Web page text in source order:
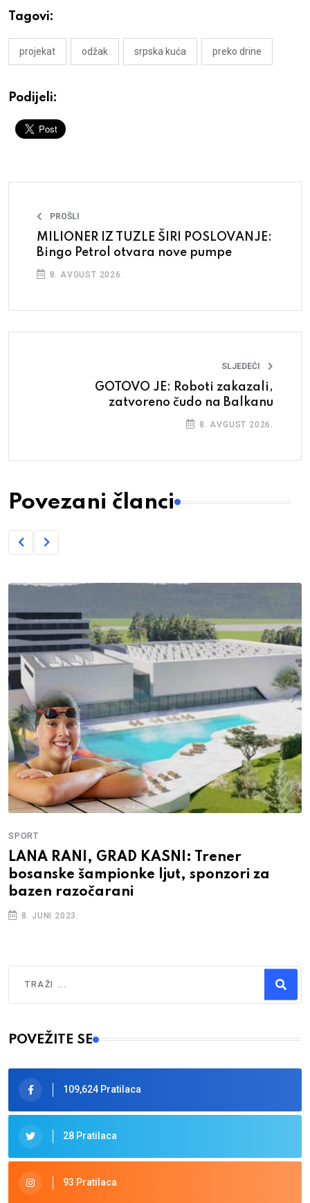
Tagovi:
projekat odžak srpska kuća preko drine
Podijeli:
PROŠLI
MILIONER IZ TUZLE ŠIRI POSLOVANJE:
Bingo Petrol otvara nove pumpe
8. AVGUST 2026.
SLJEDEĆI
GOTOVO JE: Roboti zakazali,
zatvoreno čudo na Balkanu
8. AVGUST 2026.
Povezani članci
SPORT
LANA RANI, GRAD KASNI: Trener
bosanske šampionke ljut, sponzori za
bazen razočarani
8. JUNI 2023.
Type 2 or more characters for results.
POVEŽITE SE
109,624 Pratilaca
28 Pratilaca
93 Pratilaca